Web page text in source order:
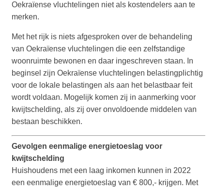
Oekraïense vluchtelingen niet als kostendelers aan te
merken.
Met het rijk is niets afgesproken over de behandeling
van Oekraïense vluchtelingen die een zelfstandige
woonruimte bewonen en daar ingeschreven staan. In
beginsel zijn Oekraïense vluchtelingen belastingplichtig
voor de lokale belastingen als aan het belastbaar feit
wordt voldaan. Mogelijk komen zij in aanmerking voor
kwijtschelding, als zij over onvoldoende middelen van
bestaan beschikken.
Gevolgen eenmalige energietoeslag voor
kwijtschelding
Huishoudens met een laag inkomen kunnen in 2022
een eenmalige energietoeslag van € 800,- krijgen. Met